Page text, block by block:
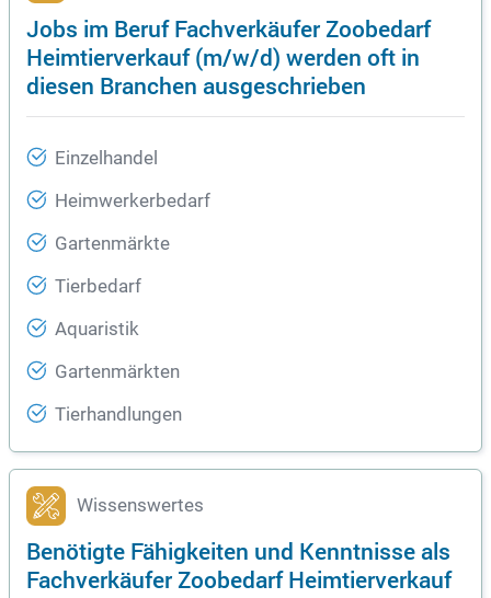
Jobs im Beruf Fachverkäufer Zoobedarf
Heimtierverkauf (m/w/d) werden oft in
diesen Branchen ausgeschrieben
Einzelhandel
Heimwerkerbedarf
Gartenmärkte
Tierbedarf
Aquaristik
Gartenmärkten
Tierhandlungen
Wissenswertes
Benötigte Fähigkeiten und Kenntnisse als
Fachverkäufer Zoobedarf Heimtierverkauf